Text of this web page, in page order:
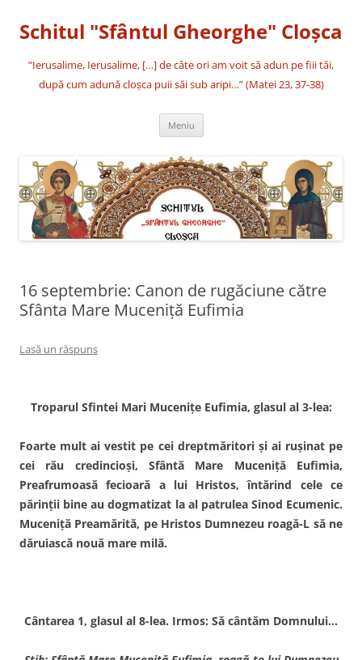
conținut
Schitul "Sfântul Gheorghe" Cloşca
“Ierusalime, Ierusalime, […] de câte ori am voit să adun pe fiii tăi,
după cum adună cloşca puii săi sub aripi…” (Matei 23, 37-38)
Meniu
16 septembrie: Canon de rugăciune către
Sfânta Mare Muceniţă Eufimia
Lasă un răspuns
Troparul Sfintei Mari Muceniţe Eufimia, glasul al 3-lea:
Foarte mult ai vestit pe cei dreptmăritori şi ai ruşinat pe
cei rău credincioşi, Sfântă Mare Muceniţă Eufimia,
Preafrumoasă fecioară a lui Hristos, întărind cele ce
părinţii bine au dogmatizat la al patrulea Sinod Ecumenic.
Muceniţă Preamărită, pe Hristos Dumnezeu roagă-L să ne
dăruiască nouă mare milă.
Cântarea 1, glasul al 8-lea. Irmos: Să cântăm Domnului…